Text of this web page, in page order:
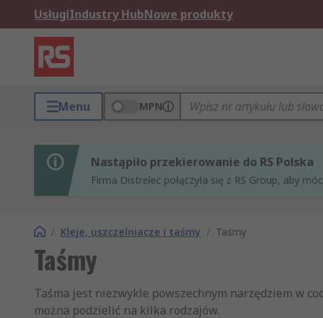
UsługiIndustry HubNowe produkty
Menu MPN
Nastąpiło przekierowanie do RS Polska
Firma Distrelec połączyła się z RS Group, aby
/ Kleje, uszczelniacze i taśmy / Taśmy
Taśmy
Taśma jest niezwykle powszechnym narzędziem w
można podzielić na kilka rodzajów.